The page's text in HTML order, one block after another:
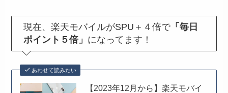
現在、楽天モバイルがSPU＋４倍で「毎日
ポイント５倍」 になってます！
あわせて読みたい
【2023年12月から】楽天モバイ